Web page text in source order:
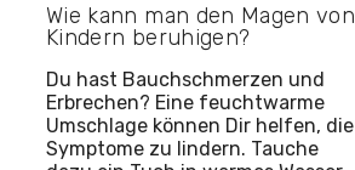
Wie kann man den Magen von
Kindern beruhigen?
Du hast Bauchschmerzen und
Erbrechen? Eine feuchtwarme
Umschlage können Dir helfen, die
Symptome zu lindern. Tauche